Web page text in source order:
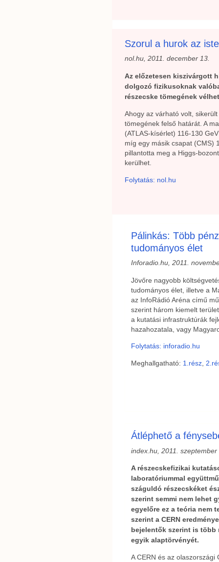
Szorul a hurok az
nol.hu, 2011. december 13.
Az előzetesen kiszivárgott
dolgozó fizikusoknak
részecske tömegének
Ahogy az várható volt,
tömegének felső határát. A
(ATLAS-kísérlet) 116-130
míg egy másik csapat (CMS)
pillantotta meg a Higgs-
kerülhet.
Folytatás: nol.hu
Pálinkás: Több
tudományos élet
Inforadio.hu, 2011.
Jövőre nagyobb
tudományos élet, illetve a
az InfoRádió Aréna című
szerint három kiemelt
a kutatási infrastruktúrák
hazahozatala, vagy
Folytatás: inforadio.hu
Meghallgatható: 1.rész,
Átléphető a
index.hu, 2011. szeptember
A részecskefizikai
laboratóriummal
száguldó részecskéket
szerint semmi nem lehet
egyelőre ez a teória nem
szerint a CERN
bejelentők szerint is több
egyik alaptörvényét.
A CERN és az